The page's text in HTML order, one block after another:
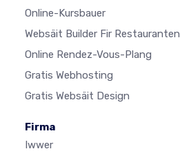
Online-Kursbauer
Websäit Builder Fir Restauranten
Online Rendez-Vous-Plang
Gratis Webhosting
Gratis Websäit Design
Firma
Iwwer